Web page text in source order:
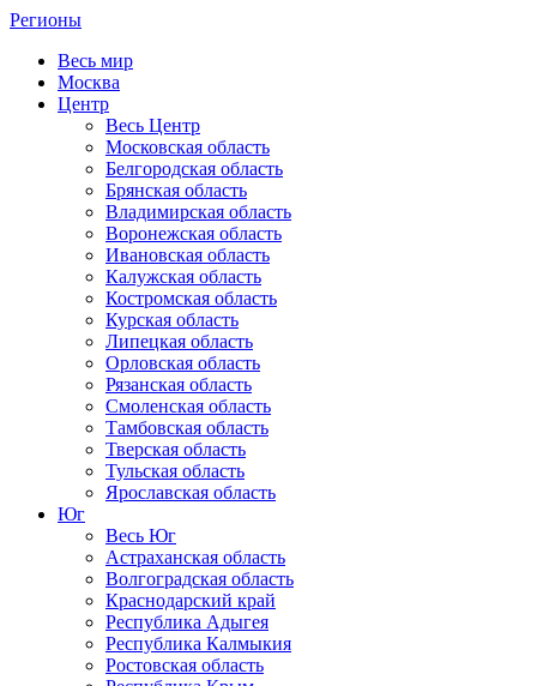
Регионы
Весь мир
Москва
Центр
Весь Центр
Московская область
Белгородская область
Брянская область
Владимирская область
Воронежская область
Ивановская область
Калужская область
Костромская область
Курская область
Липецкая область
Орловская область
Рязанская область
Смоленская область
Тамбовская область
Тверская область
Тульская область
Ярославская область
Юг
Весь Юг
Астраханская область
Волгоградская область
Краснодарский край
Республика Адыгея
Республика Калмыкия
Ростовская область